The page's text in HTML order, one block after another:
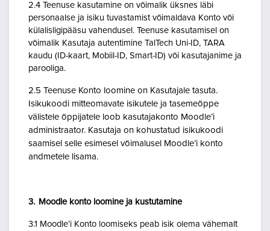
2.4 Teenuse kasutamine on võimalik üksnes läbi
personaalse ja isiku tuvastamist võimaldava Konto või
külalisligipääsu vahendusel. Teenuse kasutamisel on
võimalik Kasutaja autentimine TalTech Uni-ID, TARA
kaudu (ID-kaart, Mobiil-ID, Smart-ID) või kasutajanime ja
parooliga.
2.5 Teenuse Konto loomine on Kasutajale tasuta.
Isikukoodi mitteomavate isikutele ja tasemeõppe
välistele õppijatele loob kasutajakonto Moodle’i
administraator. Kasutaja on kohustatud isikukoodi
saamisel selle esimesel võimalusel Moodle’i konto
andmetele lisama.
3. Moodle konto loomine ja kustutamine
3.1 Moodle’i Konto loomiseks peab isik olema vähemalt